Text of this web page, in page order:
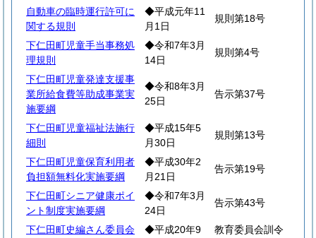
自動車の臨時運行許可に
関する規則
◆平成元年11
月1日
規則第18号
下仁田町児童手当事務処
理規則
◆令和7年3月
14日
規則第4号
下仁田町児童発達支援事
業所給食費等助成事業実
施要綱
◆令和8年3月
25日
告示第37号
下仁田町児童福祉法施行
細則
◆平成15年5
月30日
規則第13号
下仁田町児童保育利用者
負担額無料化実施要綱
◆平成30年2
月21日
告示第19号
下仁田町シニア健康ポイ
ント制度実施要綱
◆令和7年3月
24日
告示第43号
下仁田町史編さん委員会
◆平成20年9
教育委員会訓令